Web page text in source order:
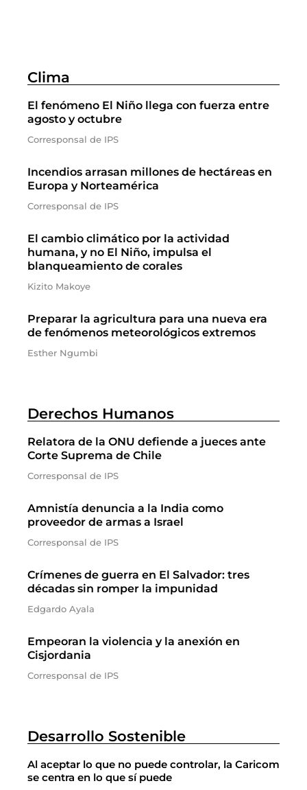
Clima
El fenómeno El Niño llega con fuerza entre
agosto y octubre
Corresponsal de IPS
Incendios arrasan millones de hectáreas en
Europa y Norteamérica
Corresponsal de IPS
El cambio climático por la actividad
humana, y no El Niño, impulsa el
blanqueamiento de corales
Kizito Makoye
Preparar la agricultura para una nueva era
de fenómenos meteorológicos extremos
Esther Ngumbi
Derechos Humanos
Relatora de la ONU defiende a jueces ante
Corte Suprema de Chile
Corresponsal de IPS
Amnistía denuncia a la India como
proveedor de armas a Israel
Corresponsal de IPS
Crímenes de guerra en El Salvador: tres
décadas sin romper la impunidad
Edgardo Ayala
Empeoran la violencia y la anexión en
Cisjordania
Corresponsal de IPS
Desarrollo Sostenible
Al aceptar lo que no puede controlar, la Caricom
se centra en lo que sí puede